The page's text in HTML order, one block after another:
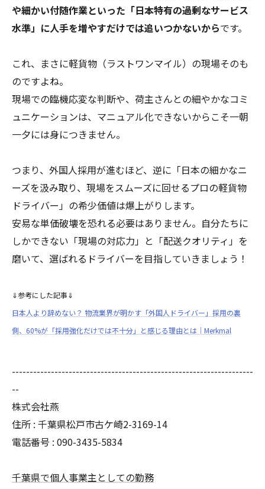
や細かい付随作業といった 「日本特有の過剰なサービス
水準」に人手を増やすだけでは追いつかないからです。
これ、まさに軽貨物（ラストワンマイル）の現場そのも
のですよね。
現場での臨機応変な判断や、荷主さんとの細やかなコミ
ュニケーションは、マニュアル化できないからこそ一朝
一夕には身につきません。
つまり、外国人採用が進むほど、逆に「日本の細かなニ
ーズを汲み取り、現場をスムーズに回せるプロの軽貨物
ドライバー」の希少価値は爆上がりします。
安易な単価破壊を恐れる必要はありません。自分たちに
しかできない「現場の対応力」と「配送クオリティ」を
磨いて、選ばれるドライバーを目指していきましょう！
⇓参考にした記事⇓
日本人より辞めない？ 物流業界が明かす「外国人ドライバー」採用の裏
側、60%が「採用強化だけでは不十分」と感じる理由とは│Merkmal
--------------------------------------------------------------------
--
株式会社燕
住所 : 千葉県松戸市古ケ崎2-3169-14
電話番号 : 090-3435-5834
千葉県で個人事業主としての勤務